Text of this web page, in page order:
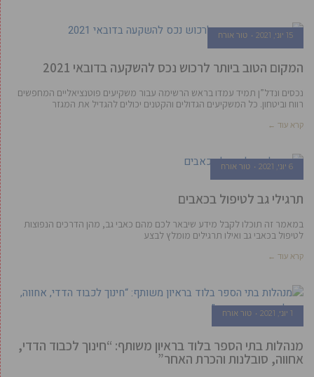
15 יוני, 2021 טור אורח
המקום הטוב ביותר לרכוש נכס להשקעה בדובאי 2021
נכסים ונדל”ן תמיד עמדו בראש הרשימה עבור משקיעים פוטנציאליים המחפשים
רווח וביטחון. כל המשקיעים הגדולים והקטנים יכולים להגדיל את המגזר
קרא עוד ←
6 יוני, 2021 טור אורח
תרגילי גב לטיפול בכאבים
במאמר זה תוכלו לקבל מידע שיבאר לכם מהם כאבי גב, מהן הדרכים הנפוצות
לטיפול בכאבי גב ואילו תרגילים מומלץ לבצע
קרא עוד ←
1 יוני, 2021 טור אורח
מנהלות בתי הספר בלוד בראיון משותף: “חינוך לכבוד הדדי,
אחווה, סובלנות והכרת האחר”